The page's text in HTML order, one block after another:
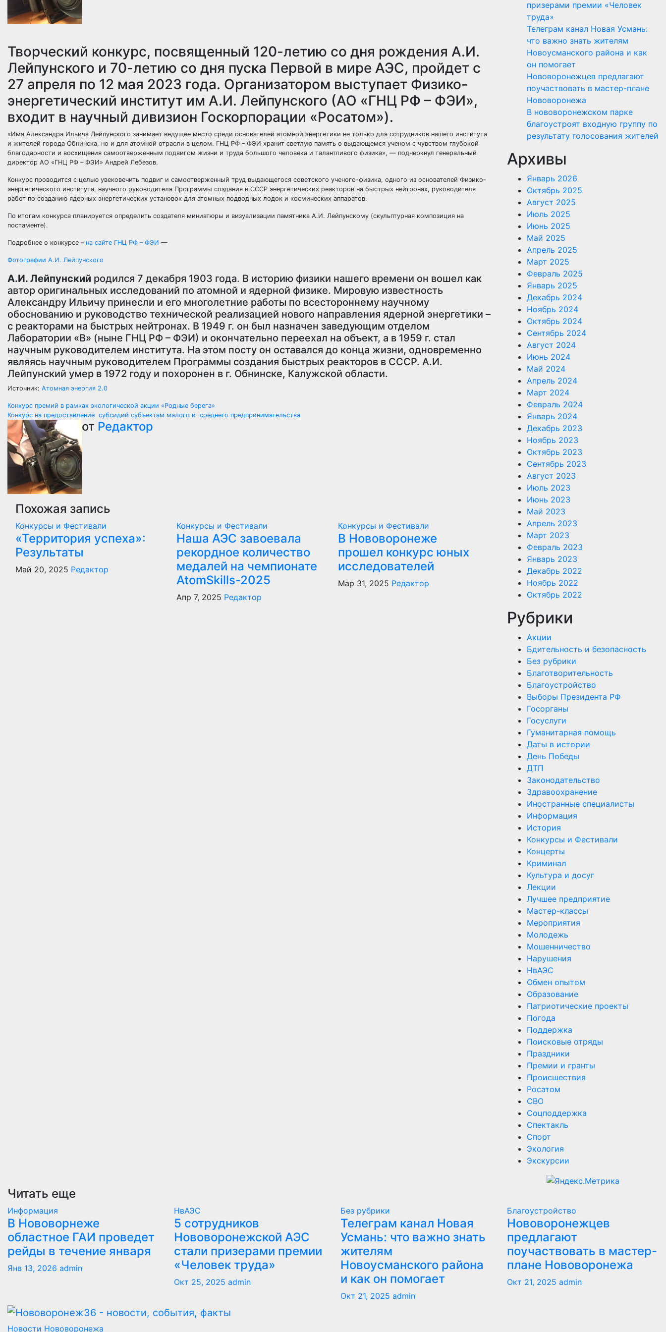
Творческий конкурс, посвященный 120-летию со дня рождения А.И.
Лейпунского и 70-летию со дня пуска Первой в мире АЭС, пройдет с
27 апреля по 12 мая 2023 года. Организатором выступает Физико-
энергетический институт им А.И. Лейпунского (АО «ГНЦ РФ – ФЭИ»,
входит в научный дивизион Госкорпорации «Росатом»).
«Имя Александра Ильича Лейпунского занимает ведущее место среди основателей атомной энергетики не только для сотрудников нашего института
и жителей города Обнинска, но и для атомной отрасли в целом. ГНЦ РФ – ФЭИ хранит светлую память о выдающемся ученом с чувством глубокой
благодарности и восхищения самоотверженным подвигом жизни и труда большого человека и талантливого физика», — подчеркнул генеральный
директор АО «ГНЦ РФ – ФЭИ» Андрей Лебезов.
Конкурс проводится с целью увековечить подвиг и самоотверженный труд выдающегося советского ученого-физика, одного из основателей Физико-
энергетического института, научного руководителя Программы создания в СССР энергетических реакторов на быстрых нейтронах, руководителя
работ по созданию ядерных энергетических установок для атомных подводных лодок и космических аппаратов.
По итогам конкурса планируется определить создателя миниатюры и визуализации памятника А.И. Лейпунскому (скульптурная композиция на
постаменте).
Подробнее о конкурсе – на сайте ГНЦ РФ – ФЭИ —
Фотографии А.И. Лейпунского
А.И. Лейпунский родился 7 декабря 1903 года. В историю физики нашего времени он вошел как
автор оригинальных исследований по атомной и ядерной физике. Мировую известность
Александру Ильичу принесли и его многолетние работы по всестороннему научному
обоснованию и руководство технической реализацией нового направления ядерной энергетики –
с реакторами на быстрых нейтронах. В 1949 г. он был назначен заведующим отделом
Лаборатории «В» (ныне ГНЦ РФ – ФЭИ) и окончательно переехал на объект, а в 1959 г. стал
научным руководителем института. На этом посту он оставался до конца жизни, одновременно
являясь научным руководителем Программы создания быстрых реакторов в СССР. А.И.
Лейпунский умер в 1972 году и похоронен в г. Обнинске, Калужской области.
Источник: Атомная энергия 2.0
Навигация
по
записям
Конкурс премий в рамках экологической акции «Родные берега»
Конкурс на предоставление субсидий субъектам малого и среднего предпринимательства
от Редактор
Похожая запись
Конкурсы и Фестивали
«Территория успеха»:
Результаты
Май 20, 2025 Редактор
Конкурсы и Фестивали
Наша АЭС завоевала
рекордное количество
медалей на чемпионате
AtomSkills-2025
Апр 7, 2025 Редактор
Конкурсы и Фестивали
В Нововоронеже
прошел конкурс юных
исследователей
Мар 31, 2025 Редактор
призерами премии «Человек
труда»
Телеграм канал Новая Усмань:
что важно знать жителям
Новоусманского района и как
он помогает
Нововоронежцев предлагают
поучаствовать в мастер-плане
Нововоронежа
В нововоронежском парке
благоустроят входную группу по
результату голосования жителей
Архивы
Январь 2026
Октябрь 2025
Август 2025
Июль 2025
Июнь 2025
Май 2025
Апрель 2025
Март 2025
Февраль 2025
Январь 2025
Декабрь 2024
Ноябрь 2024
Октябрь 2024
Сентябрь 2024
Август 2024
Июнь 2024
Май 2024
Апрель 2024
Март 2024
Февраль 2024
Январь 2024
Декабрь 2023
Ноябрь 2023
Октябрь 2023
Сентябрь 2023
Август 2023
Июль 2023
Июнь 2023
Май 2023
Апрель 2023
Март 2023
Февраль 2023
Январь 2023
Декабрь 2022
Ноябрь 2022
Октябрь 2022
Рубрики
Акции
Бдительность и безопасность
Без рубрики
Благотворительность
Благоустройство
Выборы Президента РФ
Госорганы
Госуслуги
Гуманитарная помощь
Даты в истории
День Победы
ДТП
Законодательство
Здравоохранение
Иностранные специалисты
Информация
История
Конкурсы и Фестивали
Концерты
Криминал
Культура и досуг
Лекции
Лучшее предприятие
Мастер-классы
Мероприятия
Молодежь
Мошенничество
Нарушения
НвАЭС
Обмен опытом
Образование
Патриотические проекты
Погода
Поддержка
Поисковые отряды
Праздники
Премии и гранты
Происшествия
Росатом
СВО
Соцподдержка
Спектакль
Спорт
Экология
Экскурсии
Читать еще
Информация
В Нововорнеже
областное ГАИ проведет
рейды в течение января
Янв 13, 2026 admin
НвАЭС
5 сотрудников
Нововоронежской АЭС
стали призерами премии
«Человек труда»
Окт 25, 2025 admin
Без рубрики
Телеграм канал Новая
Усмань: что важно знать
жителям
Новоусманского района
и как он помогает
Окт 21, 2025 admin
Благоустройство
Нововоронежцев
предлагают
поучаствовать в мастер-
плане Нововоронежа
Окт 21, 2025 admin
Новости Нововоронежа